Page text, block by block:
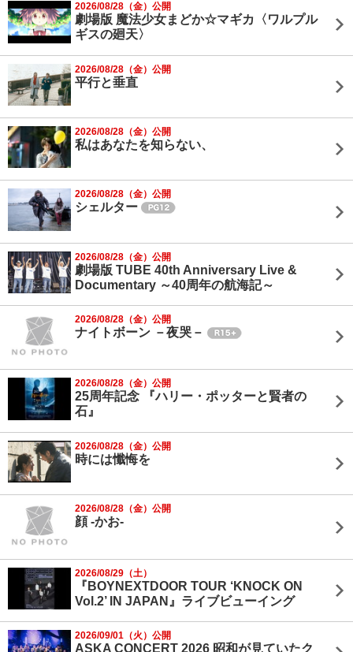
2026/08/28（金）公開
劇場版 魔法少女まどか☆マギカ〈ワルプル
ギスの廻天〉
2026/08/28（金）公開
平行と垂直
2026/08/28（金）公開
私はあなたを知らない、
2026/08/28（金）公開
シェルター
2026/08/28（金）公開
劇場版 TUBE 40th Anniversary Live &
Documentary ～40周年の航海記～
2026/08/28（金）公開
ナイトボーン －夜哭－
2026/08/28（金）公開
25周年記念 『ハリー・ポッターと賢者の
石』
2026/08/28（金）公開
時には懺悔を
2026/08/28（金）公開
顔 -かお-
2026/08/29（土）
『BOYNEXTDOOR TOUR ‘KNOCK ON
Vol.2’ IN JAPAN』ライブビューイング
2026/09/01（火）公開
ASKA CONCERT 2026 昭和が見ていたク